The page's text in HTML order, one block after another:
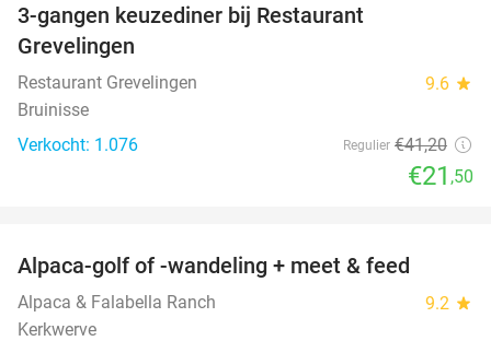
3-gangen keuzediner bij Restaurant
Grevelingen
Restaurant Grevelingen 9.6 star
Bruinisse
Verkocht: 1.076
Regulier €41,20
€21 ,50
Alpaca-golf of -wandeling + meet & feed
Alpaca & Falabella Ranch 9.2 star
Kerkwerve